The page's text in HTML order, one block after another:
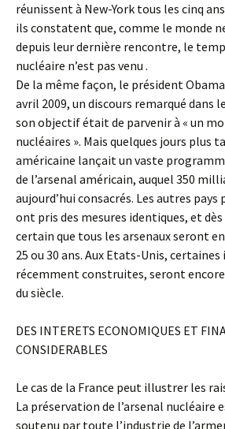
réunissent à New-York tous les cinq
ils constatent que, comme le monde
depuis leur dernière rencontre, le
nucléaire n’est pas venu .
De la même façon, le président
avril 2009, un discours remarqué dans
son objectif était de parvenir à « un
nucléaires ». Mais quelques jours plus
américaine lançait un vaste
de l’arsenal américain, auquel 350
aujourd’hui consacrés. Les autres pays
ont pris des mesures identiques, et
certain que tous les arsenaux seront
25 ou 30 ans. Aux Etats-Unis,
récemment construites, seront
du siècle.
DES INTERETS ECONOMIQUES ET
CONSIDERABLES
Le cas de la France peut illustrer les
La préservation de l’arsenal nucléaire
soutenu par toute l’industrie de